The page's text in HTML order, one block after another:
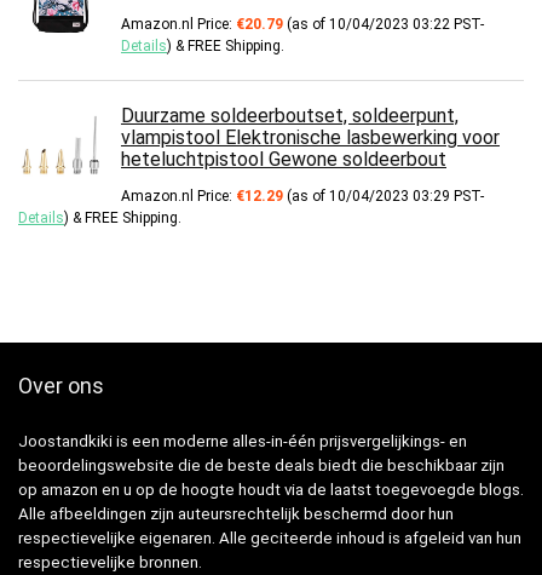
Amazon.nl Price: €20.79 (as of 10/04/2023 03:22 PST-
Details) & FREE Shipping
Duurzame soldeerboutset, soldeerpunt,
vlampistool Elektronische lasbewerking voor
heteluchtpistool Gewone soldeerbout
Amazon.nl Price: €12.29 (as of 10/04/2023 03:29 PST-
Details) & FREE Shipping
Over ons
Joostandkiki is een moderne alles-in-één prijsvergelijkings- en
beoordelingswebsite die de beste deals biedt die beschikbaar zijn
op amazon en u op de hoogte houdt via de laatst toegevoegde blogs.
Alle afbeeldingen zijn auteursrechtelijk beschermd door hun
respectievelijke eigenaren. Alle geciteerde inhoud is afgeleid van hun
respectievelijke bronnen.